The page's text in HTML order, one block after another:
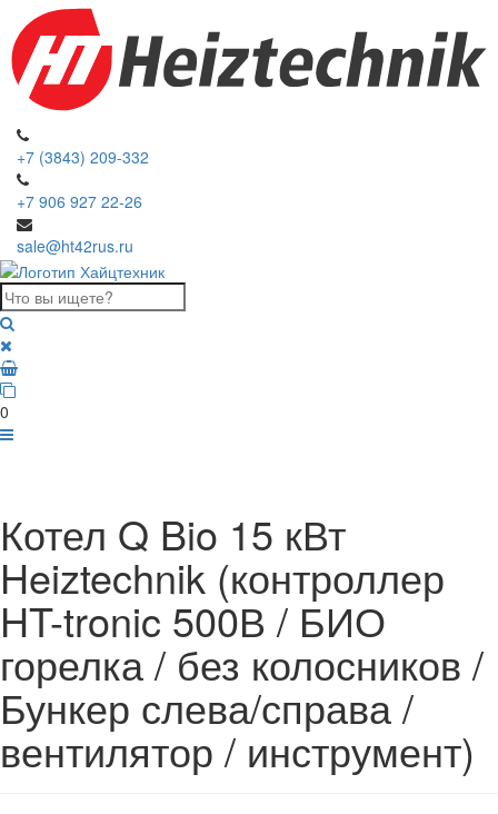
+7 (3843) 209-332
+7 906 927 22-26
sale@ht42rus.ru
0
Котел Q Bio 15 кВт
Heiztechnik (контроллер
HT-tronic 500В / БИО
горелка / без колосников /
Бункер слева/справа /
вентилятор / инструмент)